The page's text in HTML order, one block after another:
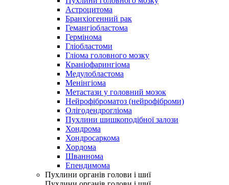
Астроцитома
Бранхіогенний рак
Гемангіобластома
Гермінома
Гліобластоми
Гліома головного мозку
Краніофарингіома
Медулобластома
Менінгіома
Метастази у головний мозок
Нейрофіброматоз (нейрофіброми)
Олігодендрогліома
Пухлини шишкоподібної залози
Хондрома
Хондросаркома
Хордома
Шваннома
Епендимома
Пухлини органів голови і шиї